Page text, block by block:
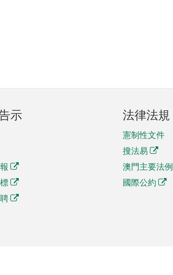
示 法律法規
憲制性文件
搜法易
澳門主要法例
國際公約